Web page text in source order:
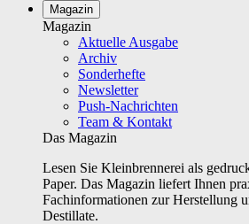
Magazin
Magazin
Aktuelle Ausgabe
Archiv
Sonderhefte
Newsletter
Push-Nachrichten
Team & Kontakt
Das Magazin
Lesen Sie Kleinbrennerei als
Paper. Das Magazin liefert Ihnen
Fachinformationen zur Herstellung
Destillate.